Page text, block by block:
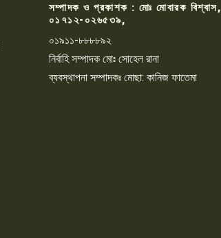
সম্পাদক ও প্রকাশক : মোঃ মোবারক বিশ্বাস,
০১৭১২-০২৬৫৩৯,
০১৯১১-৮৮৮৮৯২
নির্বাহি সম্পাদক মোঃ সোহেল রানা
ব্যবস্থাপনা সম্পাদকঃ মোছা: কানিজ ফাতেমা